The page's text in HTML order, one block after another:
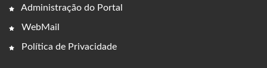
Administração do Portal
WebMail
Política de Privacidade